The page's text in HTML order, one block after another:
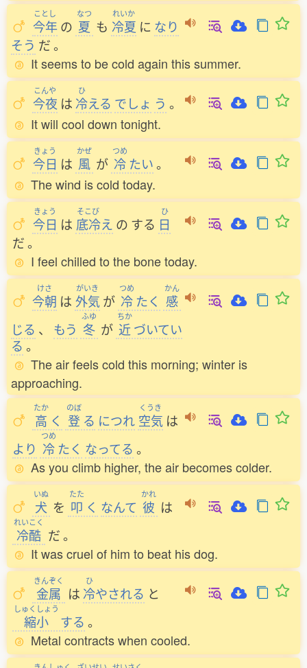
ことし
今年 の
なつ
夏 も
れいか
冷夏 に なり
そう だ。
It seems to be cold again this summer.
こんや
今夜 は
ひ
冷える でしょ う 。
It will cool down tonight.
きょう
今日 は
かぜ
風 が
つめ
冷たい。
The wind is cold today.
きょう
今日 は
そこび
底冷え の する
ひ
日
だ。
I feel chilled to the bone today.
けさ
今朝 は
がいき
外気 が
つめ
冷たく
かん
感
じる 、 もう
ふゆ
冬 が
ちか
近づいてい
る 。
The air feels cold this morning; winter is
approaching.
たか
高 く
のぼ
登 る につれ
くうき
空気 は
より
つめ
冷たく なってる 。
As you climb higher, the air becomes colder.
いぬ
犬 を
たた
叩 く なんて
かれ
彼 は
れいこく
冷酷 だ。
It was cruel of him to beat his dog.
きんぞく
金属 は
ひ
冷やされる と
しゅくしょう
縮小 する 。
Metal contracts when cooled.